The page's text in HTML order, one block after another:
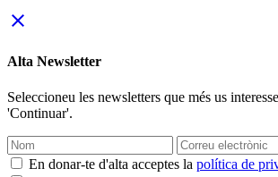
close
Alta Newsletter
Seleccioneu les newsletters que més us
'Continuar'.
En donar-te d'alta acceptes la política de